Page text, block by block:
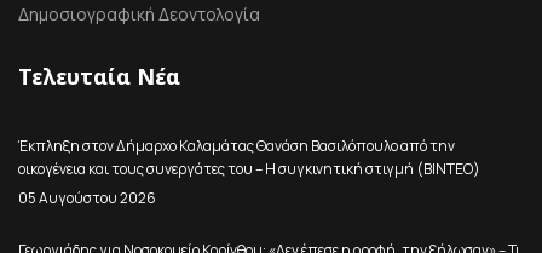
Δημοσιογραφική Δεοντολογία
Τελευταία Νέα
Έκπληξη στον Δήμαρχο Καλαμάτας Θανάση Βασιλόπουλο από την
οικογένεια και τους συνεργάτες του – Η συγκινητική στιγμή (ΒΙΝΤΕΟ)
05 Αυγούστου 2026